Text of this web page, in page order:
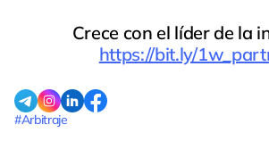
Crece con el líder de la
https://bit.ly/
#Arbitraje